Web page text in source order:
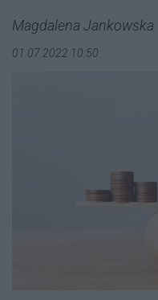
Magdalena Jankowska
01.07.2022 10:50